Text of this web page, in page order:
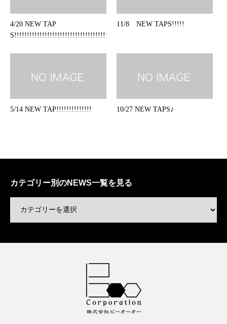
4/20 NEW TAP
S!!!!!!!!!!!!!!!!!!!!!!!!!!!!!!!!!!!!!!!!!!!!!!
11/8 NEW TAPS!!!!!
5/14 NEW TAP!!!!!!!!!!!!!! 10/27 NEW TAPS♪
カテゴリー別のNEWS一覧を見る